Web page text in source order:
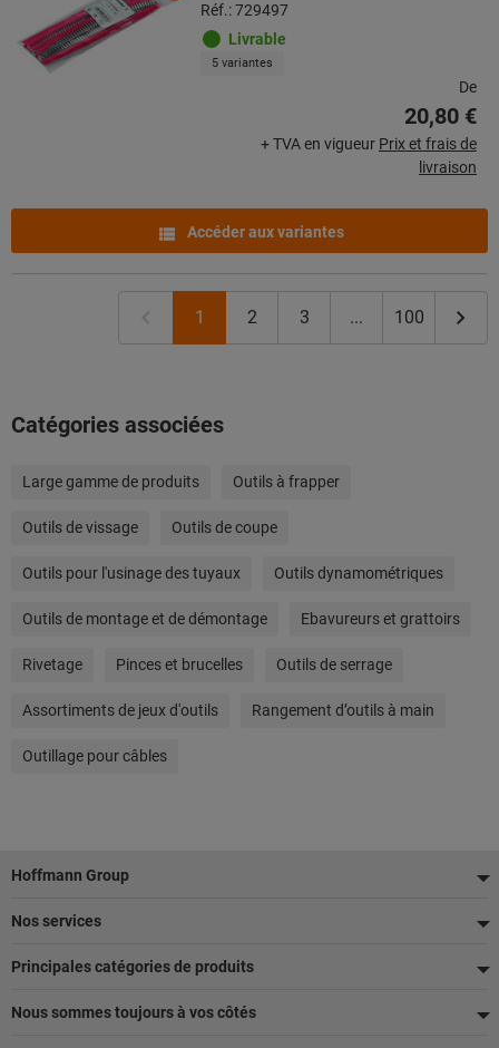
Réf.: 729497
Livrable
5 variantes
De
20,80 €
+ TVA en vigueur Prix et frais de
livraison
Accéder aux variantes
1 2 3 ... 100
Catégories associées
Large gamme de produits Outils à frapper
Outils de vissage Outils de coupe
Outils pour l'usinage des tuyaux Outils dynamométriques
Outils de montage et de démontage Ebavureurs et grattoirs
Rivetage Pinces et brucelles Outils de serrage
Assortiments de jeux d'outils Rangement d’outils à main
Outillage pour câbles
Pied
de
page
Hoffmann Group
Nos services
Principales catégories de produits
Nous sommes toujours à vos côtés